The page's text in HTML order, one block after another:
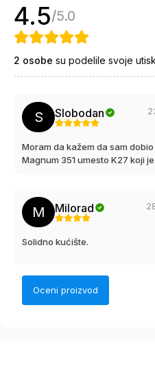
4.5/5.0
2 osobe su podelile svoje
S Slobodan
Moram da kažem da sam dobio
Magnum 351 umesto K27 koji je
timu...
M Milorad
Solidno kućište.
Oceni proizvod